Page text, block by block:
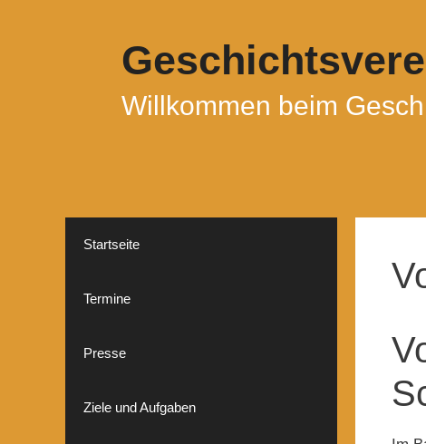
Willkommen beim
Startseite
Termine
Presse
Ziele und Aufgaben